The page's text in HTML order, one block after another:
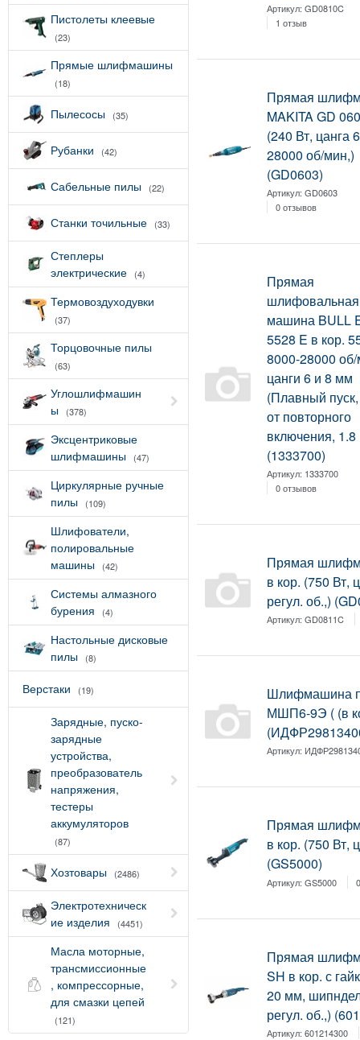
Пистолеты клеевые
(23)
Прямые шлифмашины
(18)
Пылесосы (35)
Рубанки (42)
Сабельные пилы (22)
Станки точильные (33)
Степлеры
электрические
(4)
Термовоздуходувки
(37)
Торцовочные пилы
(63)
Углошлифмашин
ы
(378)
Эксцентриковые
шлифмашины
(47)
Циркулярные ручные
пилы
(109)
Шлифователи,
полировальные
машины
(42)
Системы алмазного
бурения
(4)
Настольные дисковые
пилы
(8)
Верстаки (19)
Зарядные, пуско-
зарядные
устройства,
преобразователь
напряжения,
тестеры
аккумуляторов
(87)
Хозтовары (2486)
Электротехническ
ие изделия
(4451)
Масла моторные,
трансмиссионные
, компрессорные,
для смазки цепей
(121)
Артикул:GD0810C
1 отзыв
Прямая
MAKITA GD
(240 Вт, цанга
28000 об/мин,)
(GD0603)
Артикул:GD0603
0 отзывов
Прямая
шлифовальная
машина BULL
5528 E в кор.
8000-28000
цанги 6 и 8 мм
(Плавный
от повторного
включения, 1.8
(1333700)
Артикул: 1333700
0 отзывов
Прямая
в кор. (750 Вт,
регул. об.,)
Артикул:GD0811C
Шлифмашина
МШП6-9Э ( (в
Артикул:
Прямая
в кор. (750 Вт,
(GS5000)
Артикул:GS5000
Прямая
SH в кор. с
20 мм,
регул. об.,)
Артикул:601214300